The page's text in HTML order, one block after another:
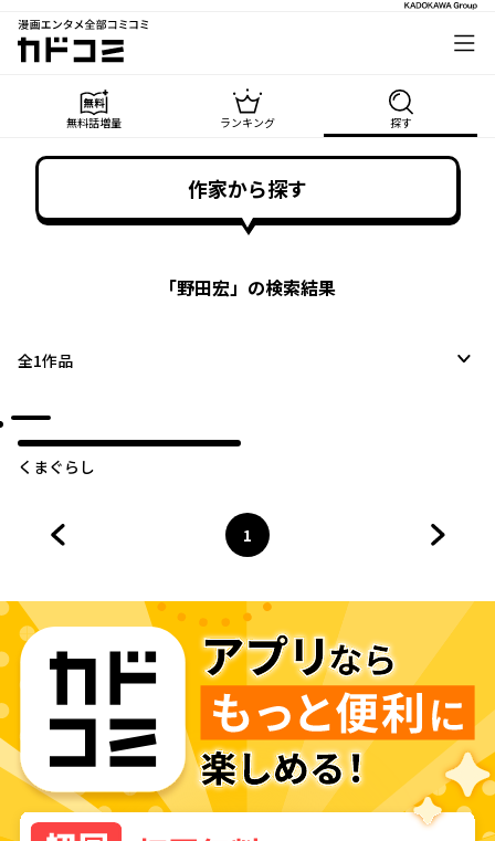
漫画エンタメ全部コミコミ
カドコミ
無料話増量 ランキング 探す
作家から探す
「野田宏」の検索結果
全1作品
くまぐらし
ページ
1
へ